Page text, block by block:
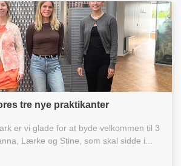
tre nye praktikanter
er vi glade for at byde velkommen til 3
Lærke og Stine, som skal sidde i...